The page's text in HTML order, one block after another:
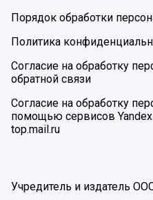
Порядок обработки
Политика
Согласие на обработку
обратной связи
Согласие на обработку
помощью сервисов
top.mail.ru
Учредитель и издатель